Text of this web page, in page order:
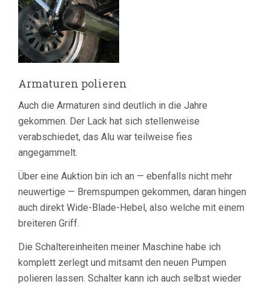
Armaturen polieren
Auch die Armaturen sind deutlich in die Jahre
gekommen. Der Lack hat sich stellenweise
verabschiedet, das Alu war teilweise fies
angegammelt.
Über eine Auktion bin ich an — ebenfalls nicht mehr
neuwertige — Bremspumpen gekommen, daran hingen
auch direkt Wide-Blade-Hebel, also welche mit einem
breiteren Griff.
Die Schaltereinheiten meiner Maschine habe ich
komplett zerlegt und mitsamt den neuen Pumpen
polieren lassen. Schalter kann ich auch selbst wieder